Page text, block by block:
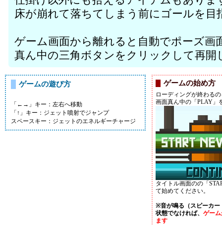
床が崩れて落ちてしまう前にゴールを目
ゲーム画面から離れると自動でポーズ画
真ん中の三角ボタンをクリックして再開
ゲームの遊び方
「←→」キー：左右へ移動
「↑」キー：ジェット噴射でジャンプ
スペースキー：ジェットのエネルギーチャージ
ゲームの始め方
ローディングが終わる
画面真ん中の「PLAY」
タイトル画面のの「
て始めてください。
※音が鳴る（スピーカー
状態でなければ、 ゲー
ます